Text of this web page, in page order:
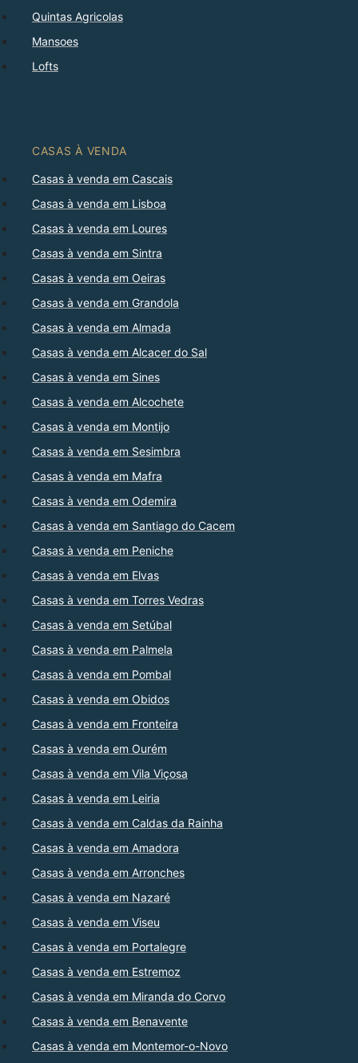
Quintas Agricolas
Mansoes
Lofts
CASAS À VENDA
Casas à venda em Cascais
Casas à venda em Lisboa
Casas à venda em Loures
Casas à venda em Sintra
Casas à venda em Oeiras
Casas à venda em Grandola
Casas à venda em Almada
Casas à venda em Alcacer do Sal
Casas à venda em Sines
Casas à venda em Alcochete
Casas à venda em Montijo
Casas à venda em Sesimbra
Casas à venda em Mafra
Casas à venda em Odemira
Casas à venda em Santiago do Cacem
Casas à venda em Peniche
Casas à venda em Elvas
Casas à venda em Torres Vedras
Casas à venda em Setúbal
Casas à venda em Palmela
Casas à venda em Pombal
Casas à venda em Obidos
Casas à venda em Fronteira
Casas à venda em Ourém
Casas à venda em Vila Viçosa
Casas à venda em Leiria
Casas à venda em Caldas da Rainha
Casas à venda em Amadora
Casas à venda em Arronches
Casas à venda em Nazaré
Casas à venda em Viseu
Casas à venda em Portalegre
Casas à venda em Estremoz
Casas à venda em Miranda do Corvo
Casas à venda em Benavente
Casas à venda em Montemor-o-Novo